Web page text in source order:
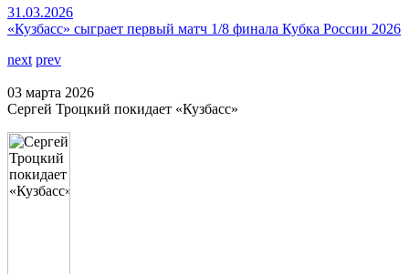
31.03.2026
«Кузбасс» сыграет первый матч 1/8 финала Кубка России 2026
next prev
03 марта 2026
Сергей Троцкий покидает «Кузбасс»